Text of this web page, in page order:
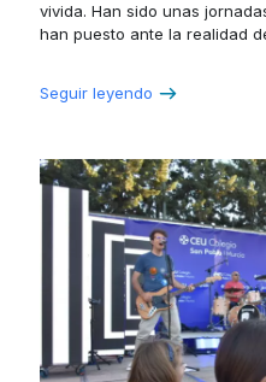
vivida. Han sido unas
han puesto ante la realidad
Seguir leyendo